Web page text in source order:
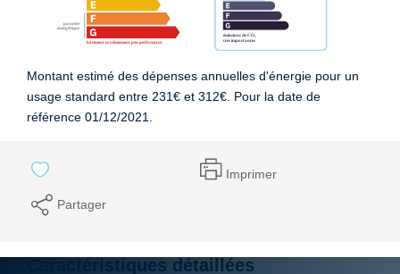
Montant estimé des dépenses annuelles d'énergie pour un
usage standard entre 231€ et 312€. Pour la date de
référence 01/12/2021.
Imprimer
Partager
Caractéristiques détaillées